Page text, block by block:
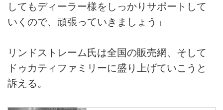
してもディーラー様をしっかりサポートして
いくので、頑張っていきましょう」
リンドストレーム氏は全国の販売網、そして
ドゥカティファミリーに盛り上げていこうと
訴える。